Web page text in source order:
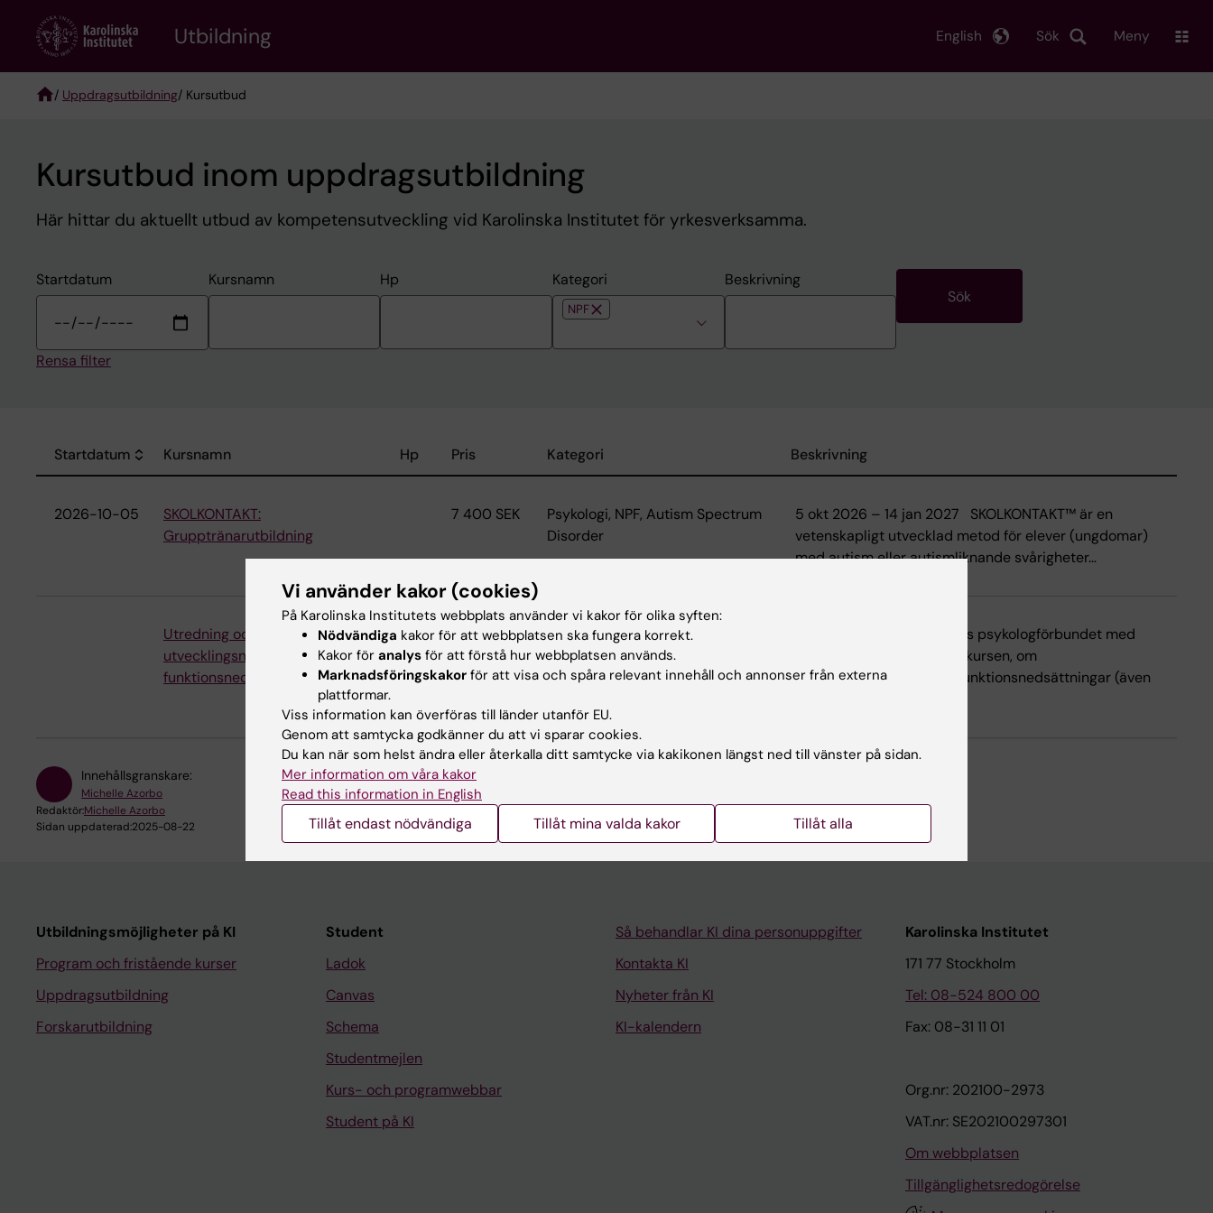
content
Utbildning Sök
English Meny
/ Uppdragsutbildning/ Kursutbud
Kursutbud inom uppdragsutbildning
Här hittar du aktuellt utbud av kompetensutveckling vid Karolinska Institutet för yrkesverksamma.
Startdatum Kursnamn Hp Kategori
NPF
Beskrivning
Rensa filter
Startdatum Sort descending
Kursnamn Hp Pris Kategori Beskrivning
2026-10-05
SKOLKONTAKT:
Grupptränarutbildning
7 400 SEK
Psykologi, NPF, Autism Spectrum
Disorder
5 okt 2026 – 14 jan 2027 SKOLKONTAKT™ är en
vetenskapligt utvecklad metod för elever (ungdomar)
med autism eller autismliknande svårigheter…
Utredning och diagnostik:
utvecklingsneurologiska
funktionsnedsättningar 0-6 år
15 28 500 SEK
Barn- och ungdomspsykiatri,
Neurologi, NPF, Neuropsykiatriska
funktionsnedsättningar, Psykolog
Kursen är ackrediterad hos psykologförbundet med
kurskod RA2589. Den här kursen, om
utvecklingsneurologiska funktionsnedsättningar (även
Innehållsgranskare:
Michelle Azorbo
Redaktör:Michelle Azorbo
Sidan uppdaterad:2025-08-22
Utbildningsmöjligheter på KI
Program och fristående kurser
Uppdragsutbildning
Forskarutbildning
Student
Ladok
Canvas
Schema
Studentmejlen
Kurs- och programwebbar
Student på KI
Så behandlar KI dina personuppgifter
Kontakta KI
Nyheter från KI
KI-kalendern
Karolinska Institutet
171 77 Stockholm
Tel: 08-524 800 00
Fax: 08-31 11 01
Org.nr: 202100-2973
VAT.nr: SE202100297301
Om webbplatsen
Tillgänglighetsredogörelse
Vi använder kakor (cookies)
På Karolinska Institutets webbplats använder vi kakor för olika syften:
Nödvändiga kakor för att webbplatsen ska fungera korrekt.
Kakor för analys för att förstå hur webbplatsen används.
Marknadsföringskakor för att visa och spåra relevant innehåll och annonser från externa
plattformar.
Viss information kan överföras till länder utanför EU.
Genom att samtycka godkänner du att vi sparar cookies.
Du kan när som helst ändra eller återkalla ditt samtycke via kakikonen längst ned till vänster på sidan.
Mer information om våra kakor
Read this information in English
Tillåt endast nödvändiga Tillåt mina valda kakor Tillåt alla